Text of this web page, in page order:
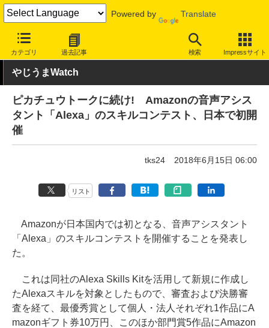
Powered by Translate
カテゴリ 過去記事 検索 Impressサイト
INTERNET Watch トピック
やじうまWatch
ピカチュウトークに続け! Amazonの音声アシス
タント「Alexa」のスキルコンテスト、日本で初開
催
tks24 2018年6月15日 06:00
リスト
Amazonが日本国内では初となる、音声アシスタント
「Alexa」のスキルコンテストを開催することを発表し
た。
これは同社のAlexa Skills Kitを活用して新規に作成し
たAlexaスキルを対象としたもので、審査および決勝審
査を経て、最優秀賞として個人・法人それぞれ1作品にA
mazonギフト券10万円、このほか部門賞5作品にAmazon